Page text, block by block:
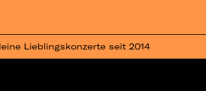
Lieblingskonzerte seit 2014